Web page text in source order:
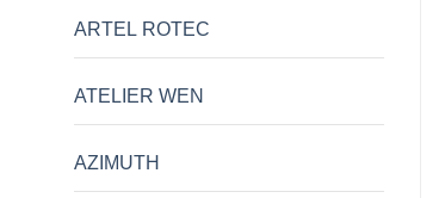
ARTEL ROTEC
ATELIER WEN
AZIMUTH